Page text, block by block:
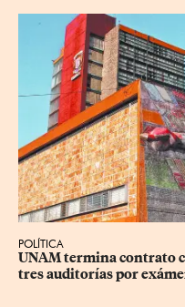
POLÍTICA
UNAM termina contrato
tres auditorías por